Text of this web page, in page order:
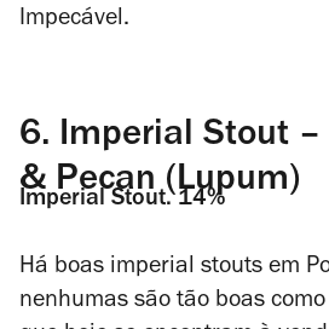
Impecável.
6. Imperial Stout
& Pecan (Lupum)
Imperial Stout. 14%
Há boas imperial stouts em
nenhumas são tão boas